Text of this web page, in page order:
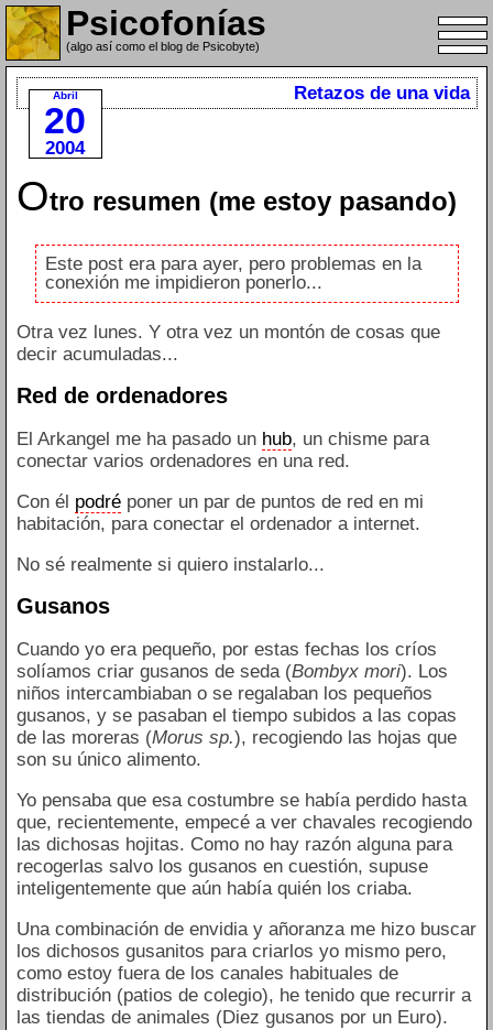
Psicofonías
(algo así como el blog de Psicobyte)
Abril
20
2004
Retazos de una vida
Otro resumen (me estoy pasando)
Este post era para ayer, pero problemas en la
conexión me impidieron ponerlo...
Otra vez lunes. Y otra vez un montón de cosas que
decir acumuladas...
Red de ordenadores
El Arkangel me ha pasado un hub, un chisme para
conectar varios ordenadores en una red.
Con él podréponer un par de puntos de red en mi
habitación, para conectar el ordenador a internet.
No sé realmente si quiero instalarlo...
Gusanos
Cuando yo era pequeño, por estas fechas los críos
solíamos criar gusanos de seda (Bombyx mori). Los
niños intercambiaban o se regalaban los pequeños
gusanos, y se pasaban el tiempo subidos a las copas
de las moreras (Morus sp.), recogiendo las hojas que
son su único alimento.
Yo pensaba que esa costumbre se había perdido hasta
que, recientemente, empecé a ver chavales recogiendo
las dichosas hojitas. Como no hay razón alguna para
recogerlas salvo los gusanos en cuestión, supuse
inteligentemente que aún había quién los criaba.
Una combinación de envidia y añoranza me hizo buscar
los dichosos gusanitos para criarlos yo mismo pero,
como estoy fuera de los canales habituales de
distribución (patios de colegio), he tenido que recurrir a
las tiendas de animales (Diez gusanos por un Euro).